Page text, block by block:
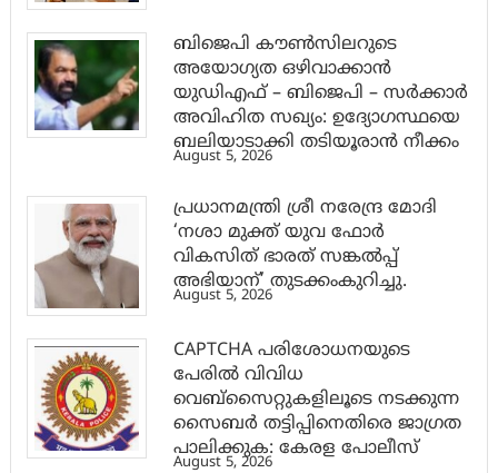
ബിജെപി കൗൺസിലറുടെ
അയോഗ്യത ഒഴിവാക്കാൻ
യുഡിഎഫ് – ബിജെപി – സർക്കാർ
അവിഹിത സഖ്യം: ഉദ്യോഗസ്ഥയെ
ബലിയാടാക്കി തടിയൂരാൻ നീക്കം
August 5, 2026
പ്രധാനമന്ത്രി ശ്രീ നരേന്ദ്ര മോദി
‘നശാ മുക്ത് യുവ ഫോർ
വികസിത് ഭാരത് സങ്കൽപ്പ്
അഭിയാന്’ തുടക്കംകുറിച്ചു.
August 5, 2026
CAPTCHA പരിശോധനയുടെ
പേരില്‍ വിവിധ
വെബ്സൈറ്റുകളിലൂടെ നടക്കുന്ന
സൈബര്‍ തട്ടിപ്പിനെതിരെ ജാഗ്രത
പാലിക്കുക: കേരള പോലീസ്
August 5, 2026